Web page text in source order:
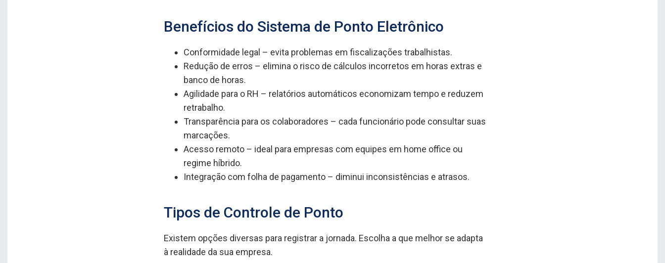
Benefícios do Sistema de Ponto Eletrônico
Conformidade legal – evita problemas em fiscalizações trabalhistas.
Redução de erros – elimina o risco de cálculos incorretos em horas extras e
banco de horas.
Agilidade para o RH – relatórios automáticos economizam tempo e reduzem
retrabalho.
Transparência para os colaboradores – cada funcionário pode consultar suas
marcações.
Acesso remoto – ideal para empresas com equipes em home office ou
regime híbrido.
Integração com folha de pagamento – diminui inconsistências e atrasos.
Tipos de Controle de Ponto
Existem opções diversas para registrar a jornada. Escolha a que melhor se adapta
à realidade da sua empresa.